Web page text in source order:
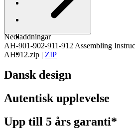
Nedladdningar
AH-901-902-911-912 Assembling
AH912.zip | ZIP
Dansk design
Autentisk upplevelse
Upp till 5 års garanti*